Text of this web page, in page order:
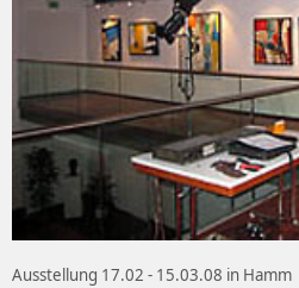
Ausstellung 17.02 - 15.03.08 in Hamm